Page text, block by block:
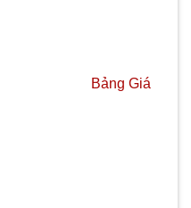
Bảng Giá